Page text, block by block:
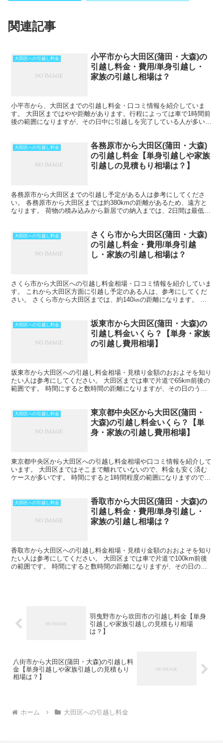
関連記事
大田区への引越し料金
小平市から大田区(蒲田・大森)の
引越し料金・費用/単身引越し・
家族の引越し相場は？
小平市から、大田区までの引越し料金・口コミ情報を紹介していま
す。 大田区まではやや距離があります。行程によっては車で1時間前
後の範囲になりますが、その日中に引越しを完了している人が多いで
大田区への引越し料金
各務原市から大田区(蒲田・大森)
の引越し料金【単身引越しや家族
引越しの見積もり相場は？】
各務原市から大田区までの引越し予定がある人は参考にしてくださ
い。 各務原市から大田区までは約380kmの距離があるため、遠方と
なります。 荷物の積み込みから新居での納入までは、2日間は最低見
大田区への引越し料金
さくら市から大田区(蒲田・大森)
の引越し料金・費用/単身引越
し・家族の引越し相場は？
さくら市から大田区への引越し料金相場・口コミ情報を紹介していま
す。 これから大田区方面に引越し予定のある人は、参考にしてくだ
さい。 さくら市から大田区までは、約140㎞の距離になります。 車
大田区への引越し料金
坂東市から大田区(蒲田・大森)の
引越し料金いくら？【単身・家族
の引越し費用相場】
坂東市から大田区への引越し料金相場・見積り金額のおおよそを知り
たい人は参考にしてください。 大田区までは車で片道で65km前後の
範囲です。 時間にすると数時間の距離になりますが、その日のうち
大田区への引越し料金
東京都中央区から大田区(蒲田・
大森)の引越し料金いくら？【単
身・家族の引越し費用相場】
東京都中央区から大田区への引越し料金相場や口コミ情報を紹介して
います。 大田区まではそこまで離れていないので、料金も安く済む
ケースが多いです。 時間にすると1時間程度の範囲になりますので、
大田区への引越し料金
香取市から大田区(蒲田・大森)の
引越し料金・費用/単身引越し・
家族の引越し相場は？
香取市から大田区への引越し料金相場・見積り金額のおおよそを知り
たい人は参考にしてください。 大田区までは車で片道で100km前後
の範囲です。 時間にすると数時間の距離になりますが、その日のう
羽曳野市から吹田市の引越し料金【単身
引越しや家族引越しの見積もり相場
は？】
八街市から大田区(蒲田・大森)の引越し料
金【単身引越しや家族引越しの見積もり
相場は？】
ホーム 大田区への引越し料金